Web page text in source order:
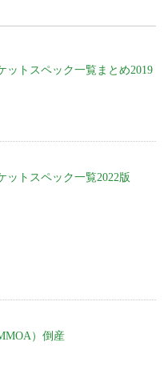
ットスペック一覧まとめ2019
ットスペック一覧2022版
）倒産